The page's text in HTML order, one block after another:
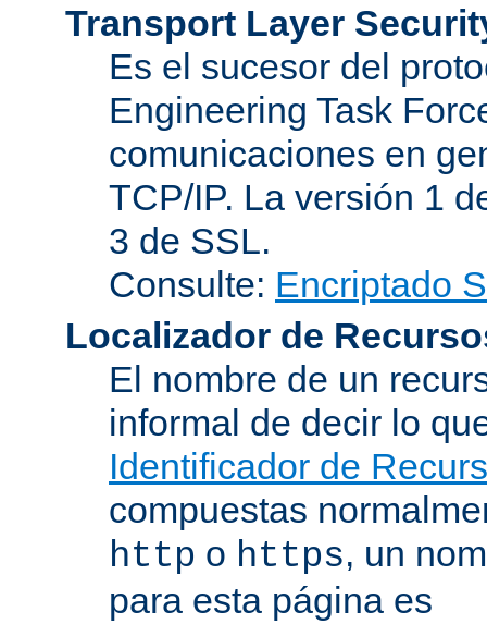
Transport Layer
Es el sucesor del
Engineering Task
comunicaciones en
TCP/IP. La versión 1
3 de SSL.
Consulte: Encriptado
Localizador de
El nombre de un
informal de decir lo
Identificador de
compuestas
http o https, un
para esta página es